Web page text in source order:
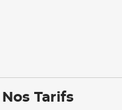
Nos Tarifs